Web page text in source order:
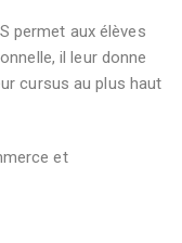
permet aux élèves
il leur donne
cursus au plus haut
et